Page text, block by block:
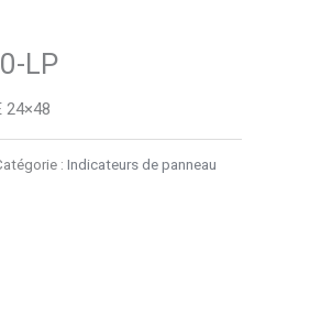
LP
24×48
: Indicateurs de panneau